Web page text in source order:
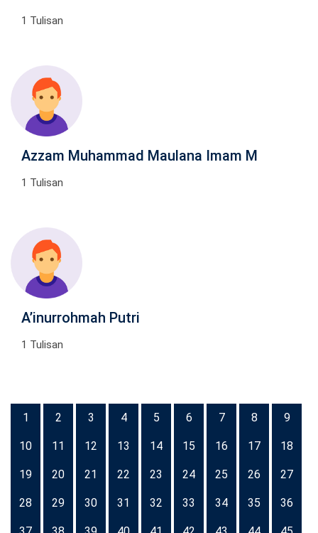
1 Tulisan
Azzam Muhammad Maulana Imam M
1 Tulisan
A’inurrohmah Putri
1 Tulisan
1 2 3 4 5 6 7 8 9
10 11 12 13 14 15 16 17 18
19 20 21 22 23 24 25 26 27
28 29 30 31 32 33 34 35 36